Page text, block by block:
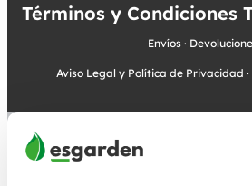
Términos y Condiciones
Envíos ·
Aviso Legal y Política de Privacidad ·